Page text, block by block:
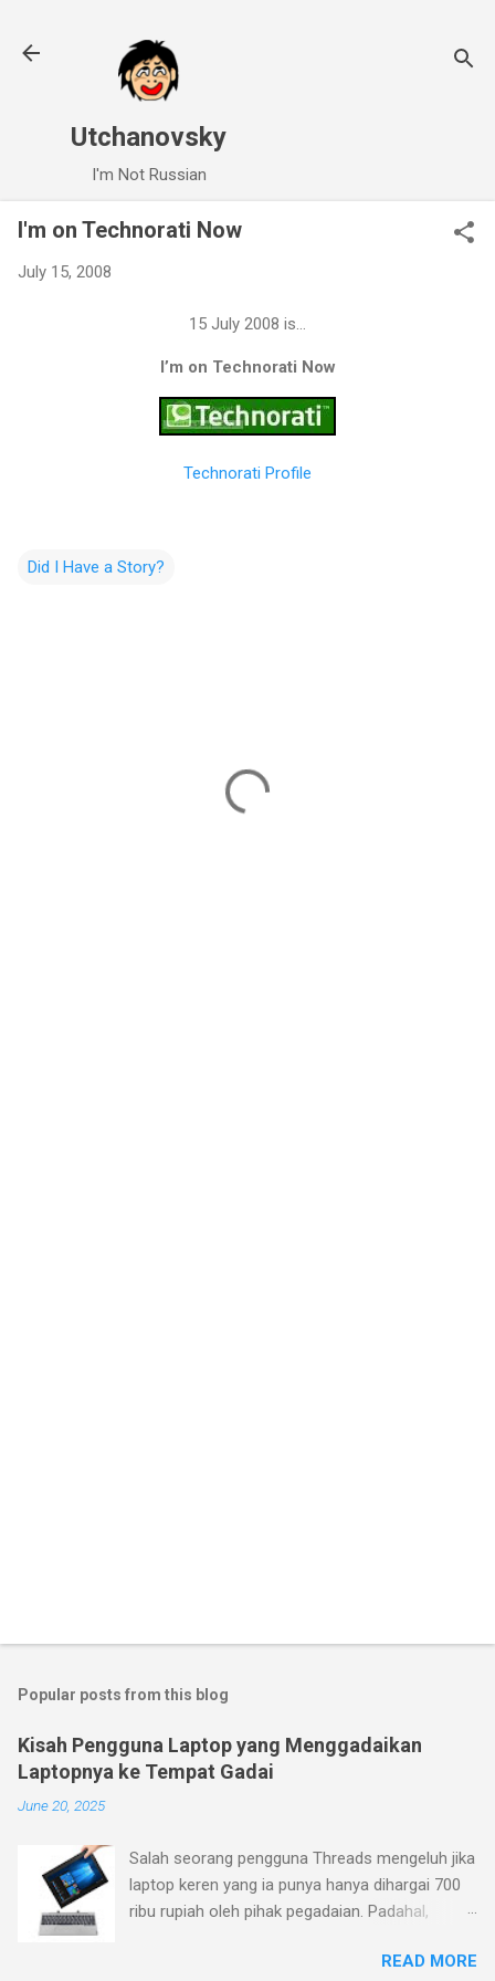
Utchanovsky
I'm Not Russian
I'm on Technorati Now
July 15, 2008
15 July 2008 is…
I’m on Technorati Now
Technorati Profile
Did I Have a Story?
Popular posts from this blog
Kisah Pengguna Laptop yang Menggadaikan
Laptopnya ke Tempat Gadai
June 20, 2025
Salah seorang pengguna Threads mengeluh jika
laptop keren yang ia punya hanya dihargai 700
ribu rupiah oleh pihak pegadaian. Padahal,
jadul (pembelian Januari 2023), sementara ia
READ MORE